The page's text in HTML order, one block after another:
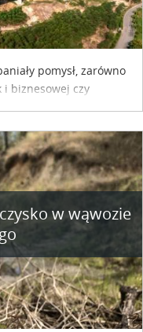
pomysł, zarówno
biznesowej czy
w wąwozie